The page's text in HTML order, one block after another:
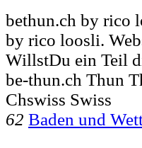
bethun.ch by rico
by rico loosli.
WillstDu ein Teil
be-thun.ch Thun
Chswiss Swiss
62 Baden und